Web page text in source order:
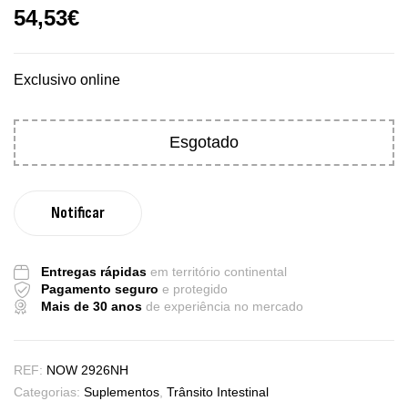
54,53€
Exclusivo online
Esgotado
Entregas rápidas em território continental
Pagamento seguro e protegido
Mais de 30 anos de experiência no mercado
REF: NOW 2926NH
Categorias: Suplementos, Trânsito Intestinal